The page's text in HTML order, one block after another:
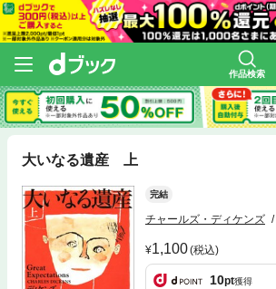
作品検索
大いなる遺産 上
完結
チャールズ・ディケンズ
1,100(税込)
10pt獲得